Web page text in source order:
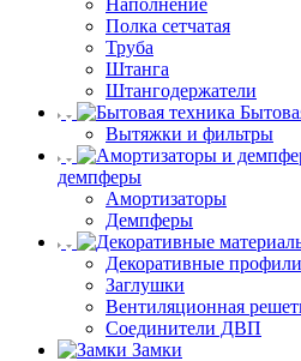
Наполнение
Полка сетчатая
Труба
Штанга
Штангодержатели
Вытяжки и фильтры
демпферы
Амортизаторы
Демпферы
Декоративные профили
Заглушки
Вентиляционная
Соединители ДВП
Замки